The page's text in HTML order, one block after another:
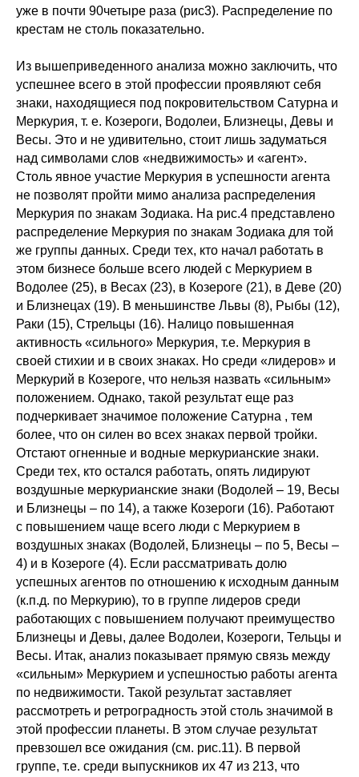
уже в почти 90четыре раза (рис3). Распределение по
крестам не столь показательно.
Из вышеприведенного анализа можно заключить, что
успешнее всего в этой профессии проявляют себя
знаки, находящиеся под покровительством Сатурна и
Меркурия, т. е. Козероги, Водолеи, Близнецы, Девы и
Весы. Это и не удивительно, стоит лишь задуматься
над символами слов «недвижимость» и «агент».
Столь явное участие Меркурия в успешности агента
не позволят пройти мимо анализа распределения
Меркурия по знакам Зодиака. На рис.4 представлено
распределение Меркурия по знакам Зодиака для той
же группы данных. Среди тех, кто начал работать в
этом бизнесе больше всего людей с Меркурием в
Водолее (25), в Весах (23), в Козероге (21), в Деве (20)
и Близнецах (19). В меньшинстве Львы (8), Рыбы (12),
Раки (15), Стрельцы (16). Налицо повышенная
активность «сильного» Меркурия, т.е. Меркурия в
своей стихии и в своих знаках. Но среди «лидеров» и
Меркурий в Козероге, что нельзя назвать «сильным»
положением. Однако, такой результат еще раз
подчеркивает значимое положение Сатурна , тем
более, что он силен во всех знаках первой тройки.
Отстают огненные и водные меркурианские знаки.
Среди тех, кто остался работать, опять лидируют
воздушные меркурианские знаки (Водолей – 19, Весы
и Близнецы – по 14), а также Козероги (16). Работают
с повышением чаще всего люди с Меркурием в
воздушных знаках (Водолей, Близнецы – по 5, Весы –
4) и в Козероге (4). Если рассматривать долю
успешных агентов по отношению к исходным данным
(к.п.д. по Меркурию), то в группе лидеров среди
работающих с повышением получают преимущество
Близнецы и Девы, далее Водолеи, Козероги, Тельцы и
Весы. Итак, анализ показывает прямую связь между
«сильным» Меркурием и успешностью работы агента
по недвижимости. Такой результат заставляет
рассмотреть и ретроградность этой столь значимой в
этой профессии планеты. В этом случае результат
превзошел все ожидания (см. рис.11). В первой
группе, т.е. среди выпускников их 47 из 213, что